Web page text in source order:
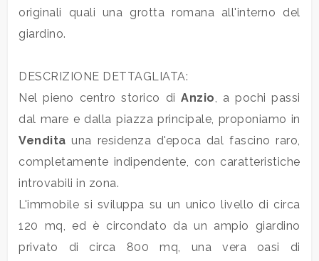
originali quali una grotta romana all'interno del
giardino.
DESCRIZIONE DETTAGLIATA:
Nel pieno centro storico diAnzio, a pochi passi
dal mare e dalla piazza principale, proponiamo in
Vendita una residenza d'epoca dal fascino raro,
completamente indipendente, con caratteristiche
introvabili in zona.
L'immobile si sviluppa su un unico livello di circa
120 mq, ed è circondato da un ampio giardino
privato di circa 800 mq, una vera oasi di
Totale
mq
Locali
minimi